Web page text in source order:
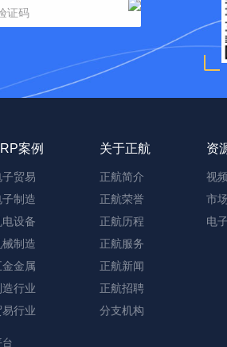
案例
子贸易
子制造
电设备
械制造
金金属
造行业
易行业
关于正航
正航简介
正航荣誉
正航历程
正航服务
正航新闻
正航招聘
分支机构
资
视
市
电